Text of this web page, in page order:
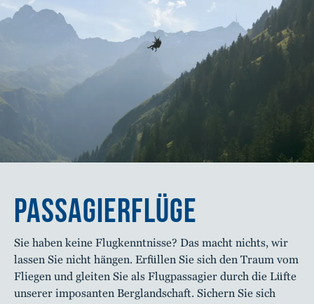
PASSAGIERFLÜGE
Sie haben keine Flugkenntnisse? Das macht nichts, wir
lassen Sie nicht hängen. Erfüllen Sie sich den Traum vom
Fliegen und gleiten Sie als Flugpassagier durch die Lüfte
unserer imposanten Berglandschaft. Sichern Sie sich